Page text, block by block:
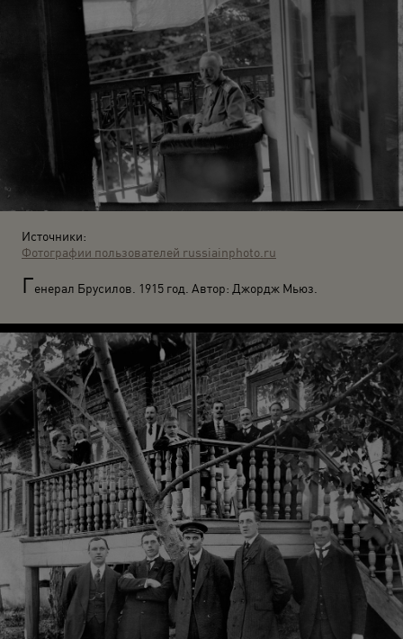
Источники:
Фотографии пользователей russiainphoto.ru
Генерал Брусилов. 1915 год. Автор: Джордж Мьюз.